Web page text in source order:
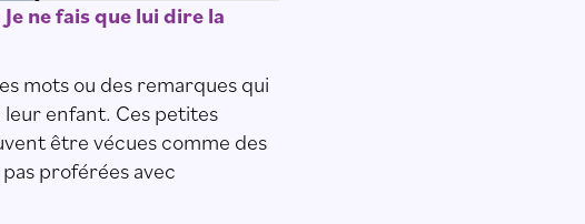
ne fais que lui dire la
mots ou des remarques qui
enfant. Ces petites
être vécues comme des
proférées avec